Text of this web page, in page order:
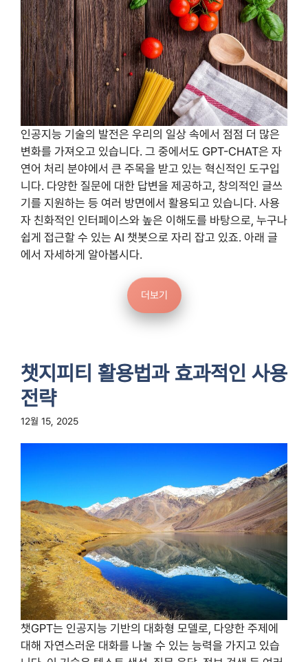
인공지능 기술의 발전은 우리의 일상 속에서 점점 더 많은
변화를 가져오고 있습니다. 그 중에서도 GPT-CHAT은 자
연어 처리 분야에서 큰 주목을 받고 있는 혁신적인 도구입
니다. 다양한 질문에 대한 답변을 제공하고, 창의적인 글쓰
기를 지원하는 등 여러 방면에서 활용되고 있습니다. 사용
자 친화적인 인터페이스와 높은 이해도를 바탕으로, 누구나
쉽게 접근할 수 있는 AI 챗봇으로 자리 잡고 있죠. 아래 글
에서 자세하게 알아봅시다.
더보기
챗지피티 활용법과 효과적인 사용
전략
12월 15, 2025
챗GPT는 인공지능 기반의 대화형 모델로, 다양한 주제에
대해 자연스러운 대화를 나눌 수 있는 능력을 가지고 있습